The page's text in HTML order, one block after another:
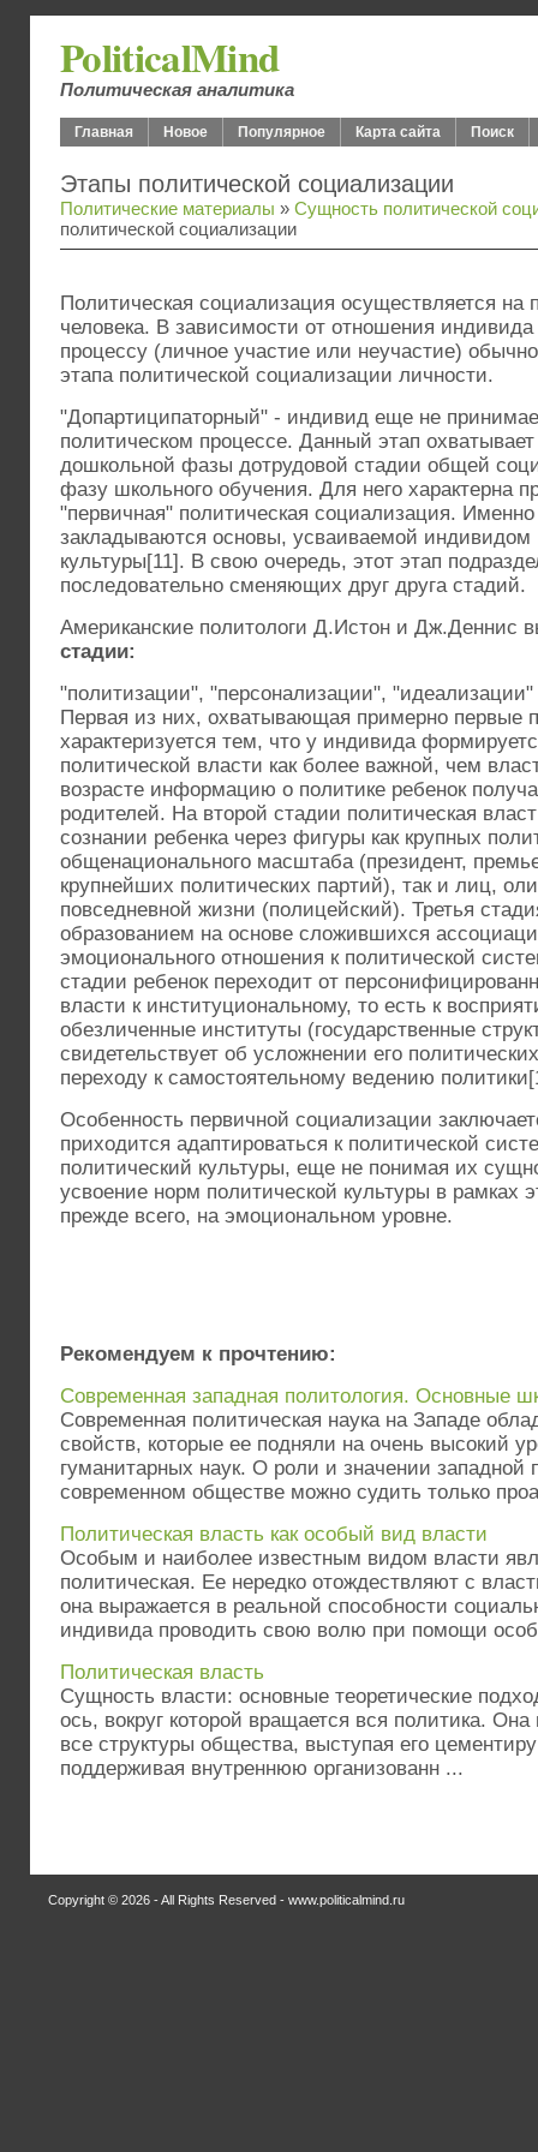
PoliticalMind
Политическая аналитика
Главная Новое Популярное Карта сайта Поиск
Этапы политической социализации
Политические материалы » Сущность политической
политической социализации
Политическая социализация осуществляется на
человека. В зависимости от отношения индивида
процессу (личное участие или неучастие)
этапа политической социализации личности.
"Допартиципаторный" - индивид еще не
политическом процессе. Данный этап
дошкольной фазы дотрудовой стадии общей
фазу школьного обучения. Для него характерна
"первичная" политическая социализация.
закладываются основы, усваиваемой индивидом
культуры[11]. В свою очередь, этот этап
последовательно сменяющих друг друга стадий.
Американские политологи Д.Истон и Дж.Деннис
стадии:
"политизации", "персонализации",
Первая из них, охватывающая примерно первые
характеризуется тем, что у индивида
политической власти как более важной, чем
возрасте информацию о политике ребенок
родителей. На второй стадии политическая
сознании ребенка через фигуры как крупных
общенационального масштаба (президент,
крупнейших политических партий), так и лиц,
повседневной жизни (полицейский). Третья
образованием на основе сложившихся
эмоционального отношения к политической
стадии ребенок переходит от
власти к институциональному, то есть к
обезличенные институты (государственные
свидетельствует об усложнении его
переходу к самостоятельному ведению
Особенность первичной социализации
приходится адаптироваться к политической
политический культуры, еще не понимая их
усвоение норм политической культуры в рамках
прежде всего, на эмоциональном уровне.
Рекомендуем к прочтению:
Современная западная политология. Основные
Современная политическая наука на Западе
свойств, которые ее подняли на очень высокий
гуманитарных наук. О роли и значении западной
современном обществе можно судить только
Политическая власть как особый вид власти
Особым и наиболее известным видом власти
политическая. Ее нередко отождествляют с
она выражается в реальной способности
индивида проводить свою волю при помощи
Политическая власть
Сущность власти: основные теоретические
ось, вокруг которой вращается вся политика.
все структуры общества, выступая его
поддерживая внутреннюю организованн ...
Copyright © 2026 - All Rights Reserved - www.politicalmind.ru